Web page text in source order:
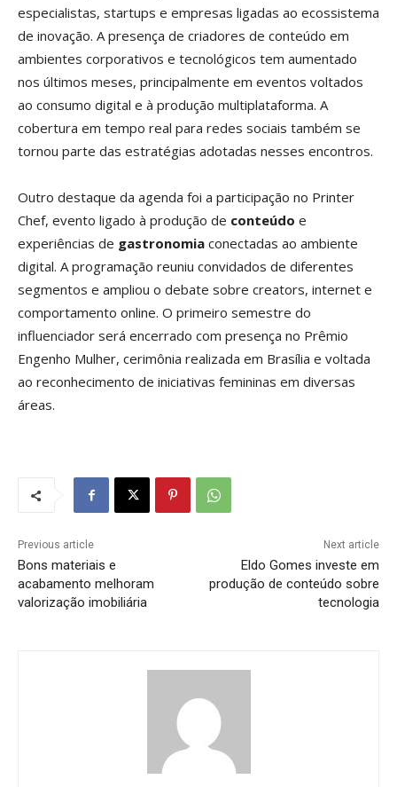
especialistas, startups e empresas ligadas ao ecossistema
de inovação. A presença de criadores de conteúdo em
ambientes corporativos e tecnológicos tem aumentado
nos últimos meses, principalmente em eventos voltados
ao consumo digital e à produção multiplataforma. A
cobertura em tempo real para redes sociais também se
tornou parte das estratégias adotadas nesses encontros.
Outro destaque da agenda foi a participação no Printer
Chef, evento ligado à produção de conteúdo e
experiências de gastronomia conectadas ao ambiente
digital. A programação reuniu convidados de diferentes
segmentos e ampliou o debate sobre creators, internet e
comportamento online. O primeiro semestre do
influenciador será encerrado com presença no Prêmio
Engenho Mulher, cerimônia realizada em Brasília e voltada
ao reconhecimento de iniciativas femininas em diversas
áreas.
Previous article
Bons materiais e
acabamento melhoram
valorização imobiliária
Next article
Eldo Gomes investe em
produção de conteúdo sobre
tecnologia